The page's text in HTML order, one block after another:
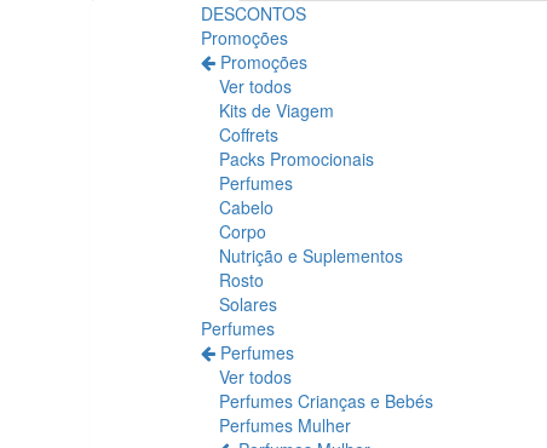
DESCONTOS
Promoções
Promoções
Ver todos
Kits de Viagem
Coffrets
Packs Promocionais
Perfumes
Cabelo
Corpo
Nutrição e Suplementos
Rosto
Solares
Perfumes
Perfumes
Ver todos
Perfumes Crianças e Bebés
Perfumes Mulher